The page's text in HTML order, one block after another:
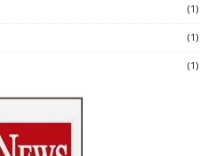
(1)
(1)
(1)